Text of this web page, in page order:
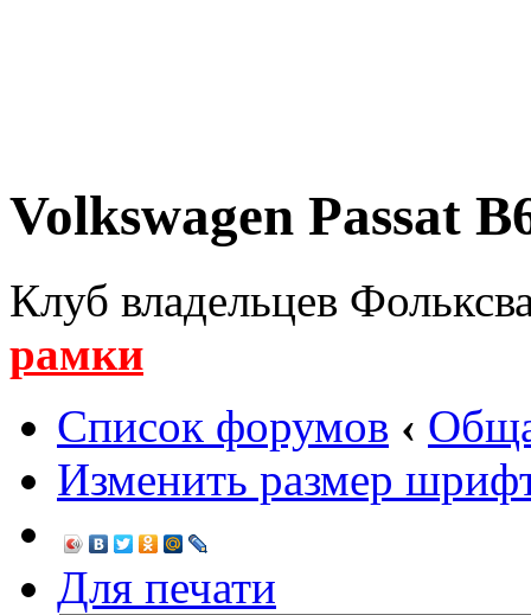
Volkswagen Passat
Клуб владельцев
рамки
Список форумов ‹
Изменить размер
Для печати